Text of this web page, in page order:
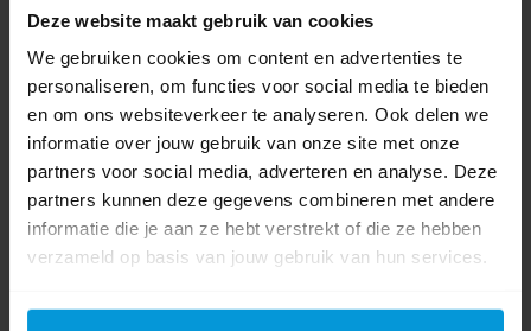
Deze website maakt gebruik van cookies
We gebruiken cookies om content en advertenties te
personaliseren, om functies voor social media te bieden
en om ons websiteverkeer te analyseren. Ook delen we
informatie over jouw gebruik van onze site met onze
partners voor social media, adverteren en analyse. Deze
partners kunnen deze gegevens combineren met andere
informatie die je aan ze hebt verstrekt of die ze hebben
verzameld op basis van jouw gebruik van hun services.
Bijsterhuizen 50-12
6604 LZ Wijchen
Volg ons op
Volg ons op
Youtube
Volg ons op